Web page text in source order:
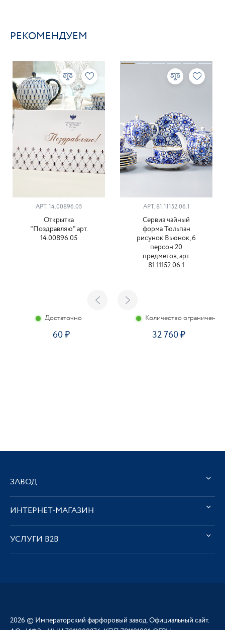
РЕКОМЕНДУЕМ
АРТ. 14.00896.05
Открытка
"Поздравляю" арт.
14.00896.05
Достаточно
60
АРТ. 81.11152.06.1
Сервиз чайный
форма Тюльпан
рисунок Вьюнок, 6
персон 20
предметов, арт.
81.11152.06.1
Количество ограничено
32 760
ЗАВОД
ИНТЕРНЕТ-МАГАЗИН
УСЛУГИ В2В
2026 © Императорский фарфоровый завод. Официальный сайт.